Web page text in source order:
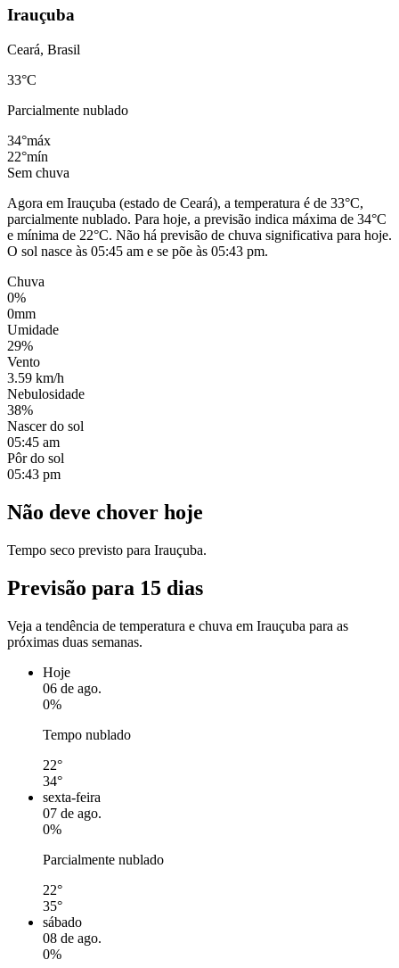
Irauçuba
Ceará, Brasil
33°C
Parcialmente nublado
34°máx
22°mín
Sem chuva
Agora em Irauçuba (estado de Ceará), a temperatura é de 33°C,
parcialmente nublado. Para hoje, a previsão indica máxima de 34°C
e mínima de 22°C. Não há previsão de chuva significativa para hoje.
O sol nasce às 05:45 am e se põe às 05:43 pm.
Chuva
0%
0mm
Umidade
29%
Vento
3.59 km/h
Nebulosidade
38%
Nascer do sol
05:45 am
Pôr do sol
05:43 pm
Não deve chover hoje
Tempo seco previsto para Irauçuba.
Previsão para 15 dias
Veja a tendência de temperatura e chuva em Irauçuba para as
próximas duas semanas.
Hoje
06 de ago.
0%
Tempo nublado
22°
34°
sexta-feira
07 de ago.
0%
Parcialmente nublado
22°
35°
sábado
08 de ago.
0%